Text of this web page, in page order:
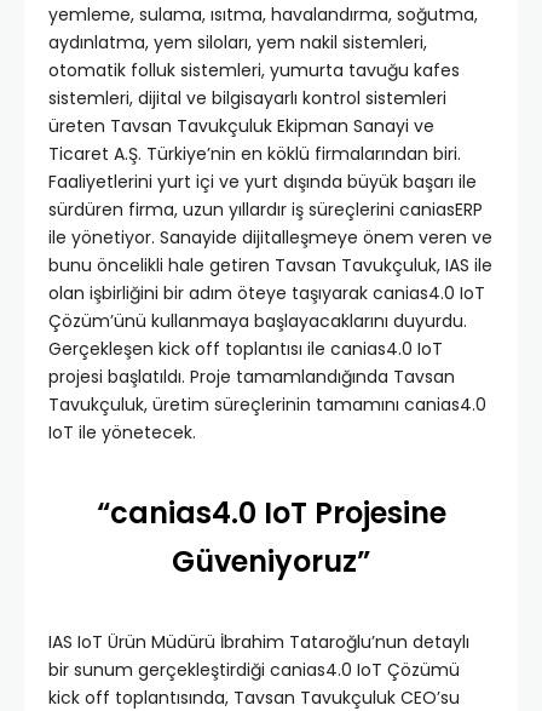
yemleme, sulama, ısıtma, havalandırma, soğutma,
aydınlatma, yem siloları, yem nakil sistemleri,
otomatik folluk sistemleri, yumurta tavuğu kafes
sistemleri, dijital ve bilgisayarlı kontrol sistemleri
üreten Tavsan Tavukçuluk Ekipman Sanayi ve
Ticaret A.Ş. Türkiye’nin en köklü firmalarından biri.
Faaliyetlerini yurt içi ve yurt dışında büyük başarı ile
sürdüren firma, uzun yıllardır iş süreçlerini caniasERP
ile yönetiyor. Sanayide dijitalleşmeye önem veren ve
bunu öncelikli hale getiren Tavsan Tavukçuluk, IAS ile
olan işbirliğini bir adım öteye taşıyarak canias4.0 IoT
Çözüm’ünü kullanmaya başlayacaklarını duyurdu.
Gerçekleşen kick off toplantısı ile canias4.0 IoT
projesi başlatıldı. Proje tamamlandığında Tavsan
Tavukçuluk, üretim süreçlerinin tamamını canias4.0
IoT ile yönetecek.
“canias4.0 IoT Projesine
Güveniyoruz”
IAS IoT Ürün Müdürü İbrahim Tataroğlu’nun detaylı
bir sunum gerçekleştirdiği canias4.0 IoT Çözümü
kick off toplantısında, Tavsan Tavukçuluk CEO’su